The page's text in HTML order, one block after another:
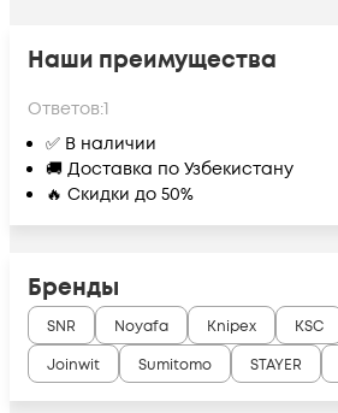
Наши преимущества
Ответов:1
✅ В наличии
🚚 Доставка по Узбекистану
🔥 Скидки до 50%
Бренды
SNR Noyafa Knipex KSC
Joinwit
Sumitomo STAYER